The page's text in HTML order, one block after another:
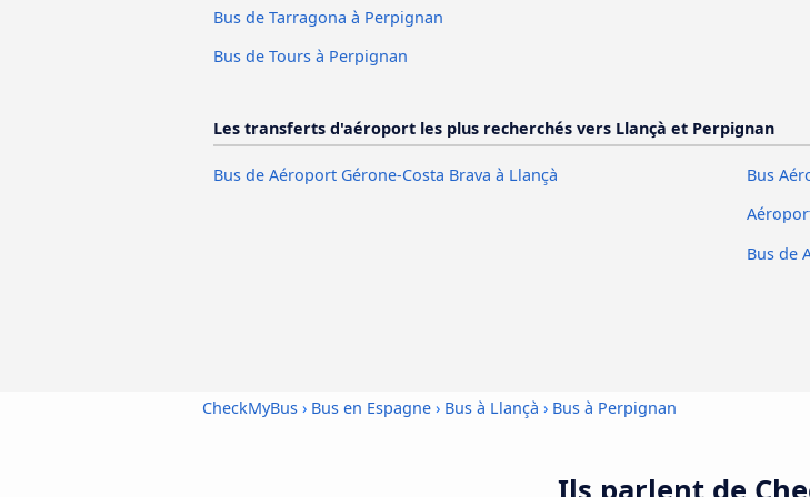
Bus de Tarragona à Perpignan
Bus de Tours à Perpignan
Les transferts d'aéroport les plus recherchés vers Llançà et Perpignan
Bus de Aéroport Gérone-Costa Brava à Llançà
Bus
Bus de
CheckMyBus › Bus en Espagne › Bus à Llançà › Bus à Perpignan